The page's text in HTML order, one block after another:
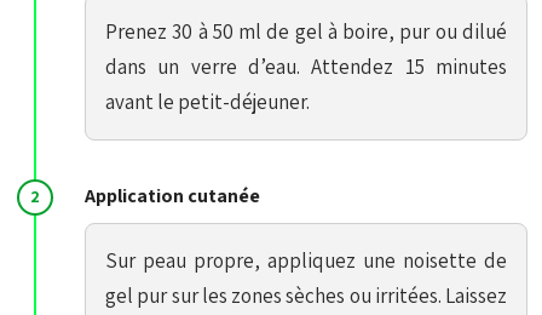
Prenez 30 à 50 ml de gel à boire, pur ou dilué
dans un verre d’eau. Attendez 15 minutes
avant le petit-déjeuner.
Application cutanée
Sur peau propre, appliquez une noisette de
gel pur sur les zones sèches ou irritées. Laissez